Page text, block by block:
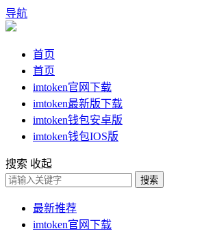
导航
首页
首页
imtoken官网下载
imtoken最新版下载
imtoken钱包安卓版
imtoken钱包IOS版
搜索 收起
搜索
最新推荐
imtoken官网下载